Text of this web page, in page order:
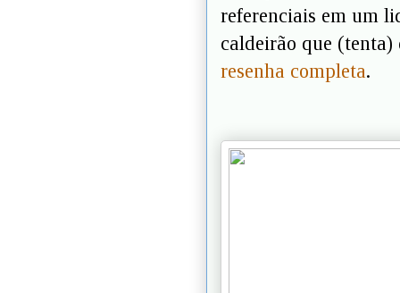
referenciais em um
caldeirão que
resenha completa.